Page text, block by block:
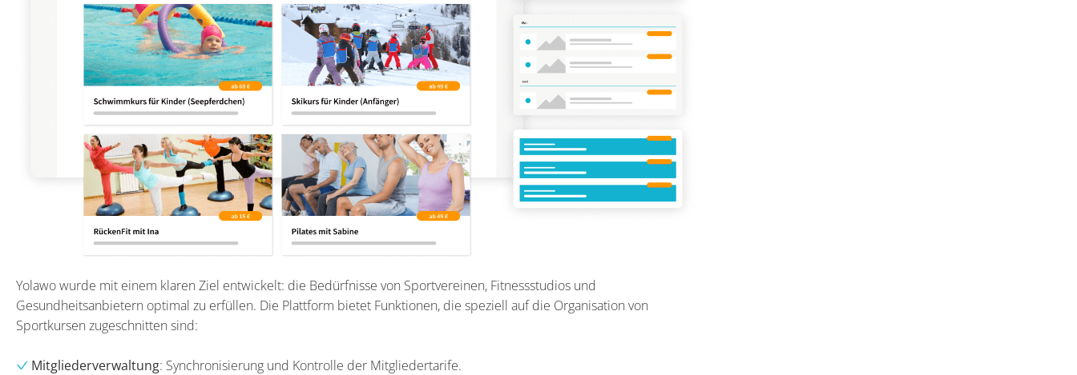
Yolawo wurde mit einem klaren Ziel entwickelt: die Bedürfnisse von Sportvereinen, Fitnessstudios und
Gesundheitsanbietern optimal zu erfüllen. Die Plattform bietet Funktionen, die speziell auf die Organisation von
Sportkursen zugeschnitten sind:
Mitgliederverwaltung: Synchronisierung und Kontrolle der Mitgliedertarife.